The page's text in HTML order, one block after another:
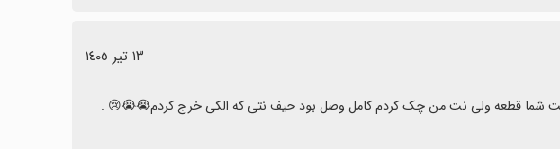
١٣ تیر ١٤٠٥